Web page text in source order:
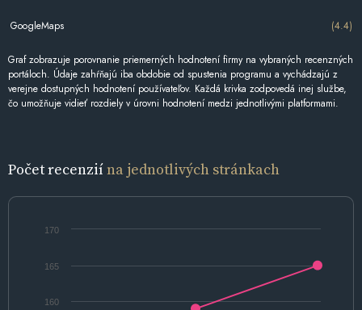
GoogleMaps (4.4)
Graf zobrazuje porovnanie priemerných hodnotení firmy na vybraných recenzných
portáloch. Údaje zahŕňajú iba obdobie od spustenia programu a vychádzajú z
verejne dostupných hodnotení používateľov. Každá krivka zodpovedá inej službe,
čo umožňuje vidieť rozdiely v úrovni hodnotení medzi jednotlivými platformami.
Počet recenziína jednotlivých stránkach
160
165
170